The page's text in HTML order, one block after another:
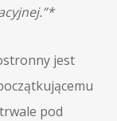
jest
pod